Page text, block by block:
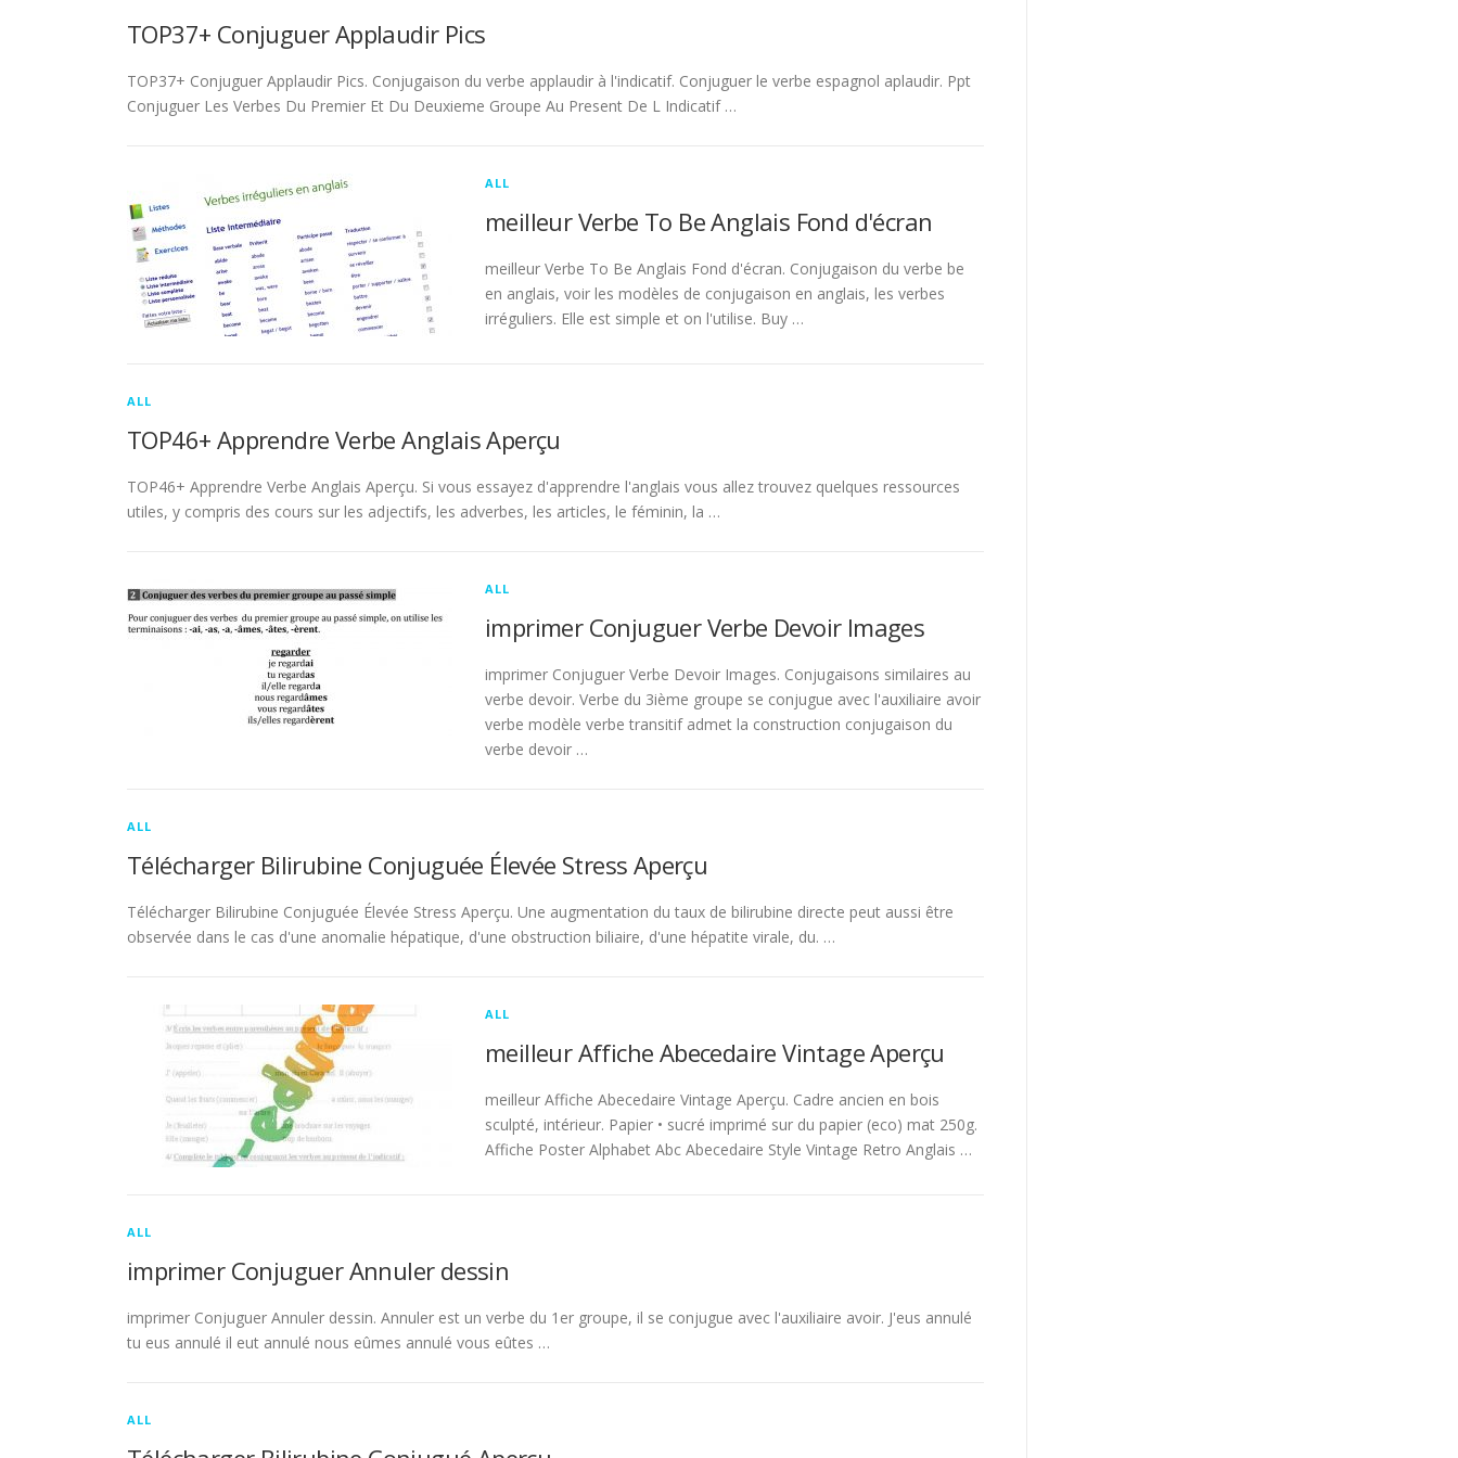
TOP37+ Conjuguer Applaudir Pics
TOP37+ Conjuguer Applaudir Pics. Conjugaison du verbe applaudir à l'indicatif. Conjuguer le verbe espagnol aplaudir. Ppt
Conjuguer Les Verbes Du Premier Et Du Deuxieme Groupe Au Present De L Indicatif …
ALL
meilleur Verbe To Be Anglais Fond d'écran
meilleur Verbe To Be Anglais Fond d'écran. Conjugaison du verbe be
en anglais, voir les modèles de conjugaison en anglais, les verbes
irréguliers. Elle est simple et on l'utilise. Buy …
ALL
TOP46+ Apprendre Verbe Anglais Aperçu
TOP46+ Apprendre Verbe Anglais Aperçu. Si vous essayez d'apprendre l'anglais vous allez trouvez quelques ressources
utiles, y compris des cours sur les adjectifs, les adverbes, les articles, le féminin, la …
ALL
imprimer Conjuguer Verbe Devoir Images
imprimer Conjuguer Verbe Devoir Images. Conjugaisons similaires au
verbe devoir. Verbe du 3ième groupe se conjugue avec l'auxiliaire avoir
verbe modèle verbe transitif admet la construction conjugaison du
verbe devoir …
ALL
Télécharger Bilirubine Conjuguée Élevée Stress Aperçu
Télécharger Bilirubine Conjuguée Élevée Stress Aperçu. Une augmentation du taux de bilirubine directe peut aussi être
observée dans le cas d'une anomalie hépatique, d'une obstruction biliaire, d'une hépatite virale, du. …
ALL
meilleur Affiche Abecedaire Vintage Aperçu
meilleur Affiche Abecedaire Vintage Aperçu. Cadre ancien en bois
sculpté, intérieur. Papier • sucré imprimé sur du papier (eco) mat 250g.
Affiche Poster Alphabet Abc Abecedaire Style Vintage Retro Anglais …
ALL
imprimer Conjuguer Annuler dessin
imprimer Conjuguer Annuler dessin. Annuler est un verbe du 1er groupe, il se conjugue avec l'auxiliaire avoir. J'eus annulé
tu eus annulé il eut annulé nous eûmes annulé vous eûtes …
ALL